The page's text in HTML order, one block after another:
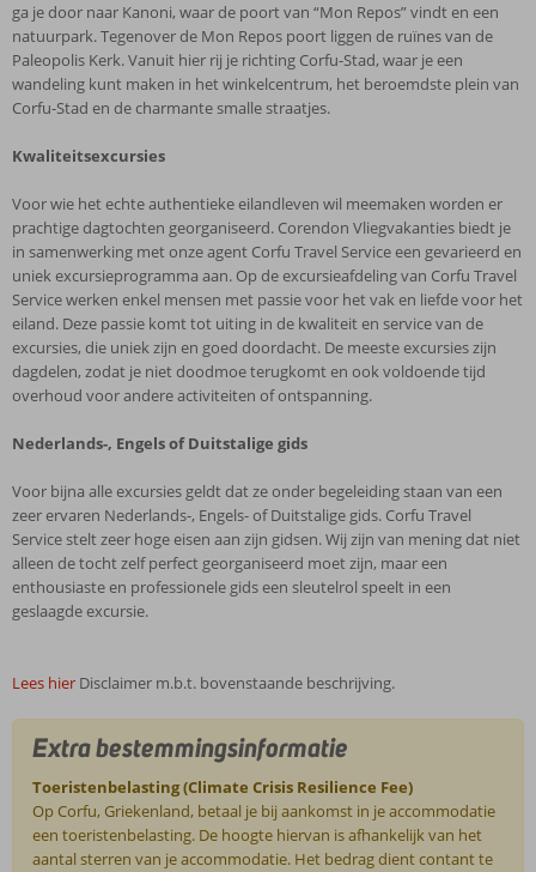
ga je door naar Kanoni, waar de poort van “Mon Repos” vindt en een
natuurpark. Tegenover de Mon Repos poort liggen de ruïnes van de
Paleopolis Kerk. Vanuit hier rij je richting Corfu-Stad, waar je een
wandeling kunt maken in het winkelcentrum, het beroemdste plein van
Corfu-Stad en de charmante smalle straatjes.
Kwaliteitsexcursies
Voor wie het echte authentieke eilandleven wil meemaken worden er
prachtige dagtochten georganiseerd. Corendon Vliegvakanties biedt je
in samenwerking met onze agent Corfu Travel Service een gevarieerd en
uniek excursieprogramma aan. Op de excursieafdeling van Corfu Travel
Service werken enkel mensen met passie voor het vak en liefde voor het
eiland. Deze passie komt tot uiting in de kwaliteit en service van de
excursies, die uniek zijn en goed doordacht. De meeste excursies zijn
dagdelen, zodat je niet doodmoe terugkomt en ook voldoende tijd
overhoud voor andere activiteiten of ontspanning.
Nederlands-, Engels of Duitstalige gids
Voor bijna alle excursies geldt dat ze onder begeleiding staan van een
zeer ervaren Nederlands-, Engels- of Duitstalige gids. Corfu Travel
Service stelt zeer hoge eisen aan zijn gidsen. Wij zijn van mening dat niet
alleen de tocht zelf perfect georganiseerd moet zijn, maar een
enthousiaste en professionele gids een sleutelrol speelt in een
geslaagde excursie.
Lees hier Disclaimer m.b.t. bovenstaande beschrijving.
Extra bestemmingsinformatie
Toeristenbelasting (Climate Crisis Resilience Fee)
Op Corfu, Griekenland, betaal je bij aankomst in je accommodatie
een toeristenbelasting. De hoogte hiervan is afhankelijk van het
aantal sterren van je accommodatie. Het bedrag dient contant te